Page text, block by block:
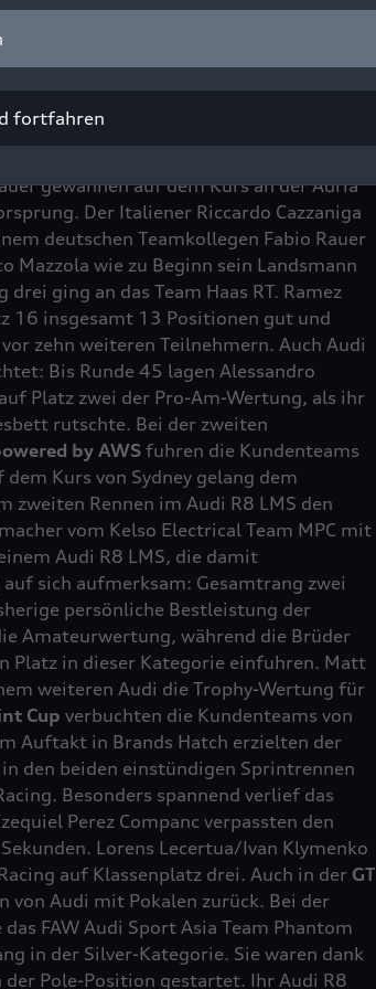
Audi hatten beim Saisonstart zum
Das von der Pole-Position gestartete Team
gewannen auf dem Kurs an der Adria
Der Italiener Riccardo Cazzaniga
deutschen Teamkollegen Fabio Rauer
Mazzola wie zu Beginn sein Landsmann
ging an das Team Haas RT. Ramez
16 insgesamt 13 Positionen gut und
zehn weiteren Teilnehmern. Auch Audi
Bis Runde 45 lagen Alessandro
Platz zwei der Pro-Am-Wertung, als ihr
rutschte. Bei der zweiten
by AWSfuhren die Kundenteams
Kurs von Sydney gelang dem
zweiten Rennen im Audi R8 LMS den
vom Kelso Electrical Team MPC mit
Audi R8 LMS, die damit
sich aufmerksam: Gesamtrang zwei
persönliche Bestleistung der
Amateurwertung, während die Brüder
Platz in dieser Kategorie einfuhren. Matt
weiteren Audi die Trophy-Wertung für
Cup verbuchten die Kundenteams von
Auftakt in Brands Hatch erzielten der
den beiden einstündigen Sprintrennen
Besonders spannend verlief das
Perez Companc verpassten den
Lorens Lecertua/Ivan Klymenko
auf Klassenplatz drei. Auch in der GT
von Audi mit Pokalen zurück. Bei der
FAW Audi Sport Asia Team Phantom
in der Silver-Kategorie. Sie waren dank
Pole-Position gestartet. Ihr Audi R8
fortfahren